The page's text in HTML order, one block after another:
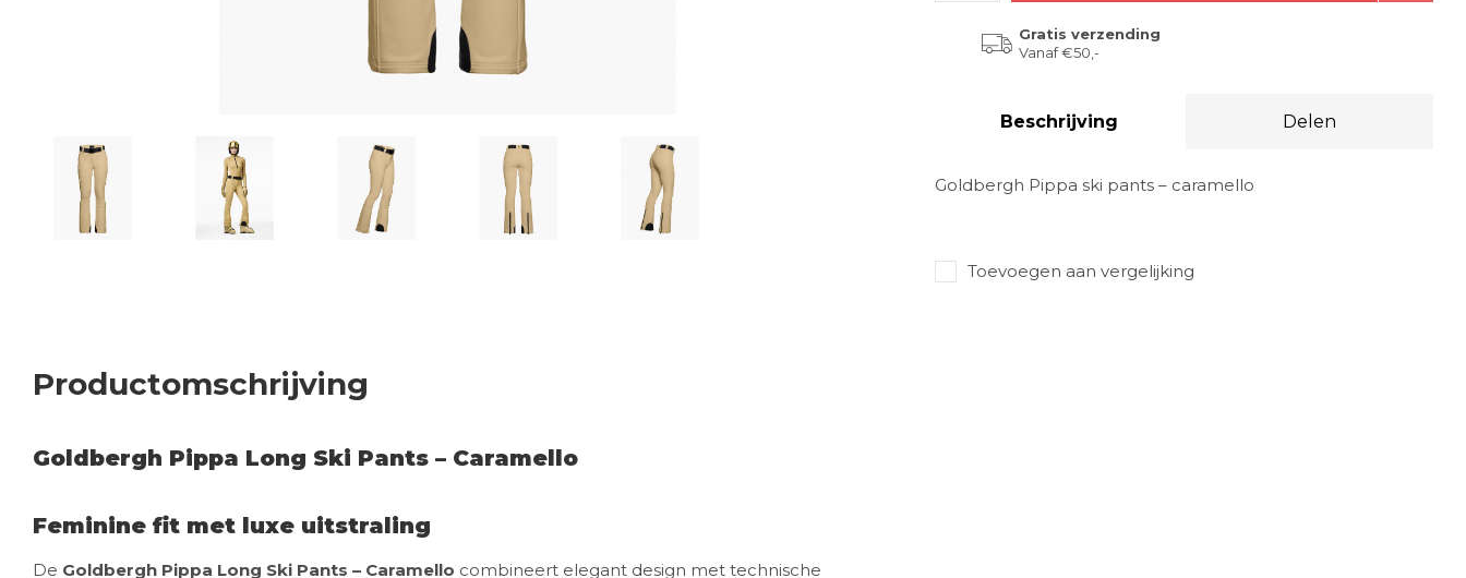
Gratis verzending
Vanaf €50,-
Beschrijving Delen
Goldbergh Pippa ski pants – caramello
Toevoegen aan vergelijking
Productomschrijving
Goldbergh Pippa Long Ski Pants – Caramello
Feminine fit met luxe uitstraling
De Goldbergh Pippa Long Ski Pants – Caramello combineert elegant design met technische